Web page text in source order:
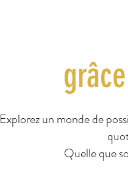
Explorez un monde de
Quelle que